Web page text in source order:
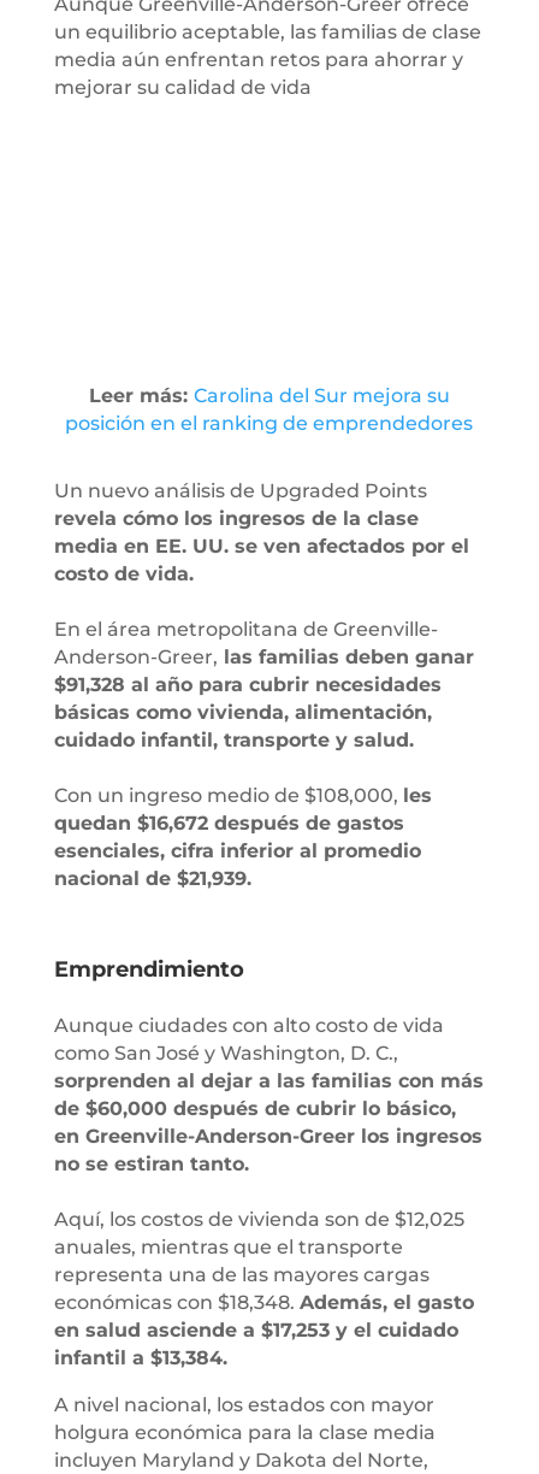
un equilibrio aceptable, las familias de clase
media aún enfrentan retos para ahorrar y
mejorar su calidad de vida
Leer más: Carolina del Sur mejora su
posición en el ranking de emprendedores
Un nuevo análisis de Upgraded Points
revela cómo los ingresos de la clase
media en EE. UU. se ven afectados por el
costo de vida.
En el área metropolitana de Greenville-
Anderson-Greer, las familias deben ganar
$91,328 al año para cubrir necesidades
básicas como vivienda, alimentación,
cuidado infantil, transporte y salud.
Con un ingreso medio de $108,000, les
quedan $16,672 después de gastos
esenciales, cifra inferior al promedio
nacional de $21,939.
Emprendimiento
Aunque ciudades con alto costo de vida
como San José y Washington, D. C.,
sorprenden al dejar a las familias con más
de $60,000 después de cubrir lo básico,
en Greenville-Anderson-Greer los ingresos
no se estiran tanto.
Aquí, los costos de vivienda son de $12,025
anuales, mientras que el transporte
representa una de las mayores cargas
económicas con $18,348. Además, el gasto
en salud asciende a $17,253 y el cuidado
infantil a $13,384.
A nivel nacional, los estados con mayor
holgura económica para la clase media
incluyen Maryland y Dakota del Norte,